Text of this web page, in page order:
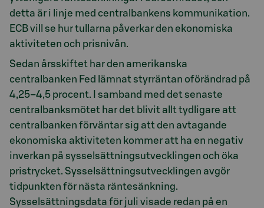
detta är i linje med centralbankens kommunikation.
ECB vill se hur tullarna påverkar den ekonomiska
aktiviteten och prisnivån.
Sedan årsskiftet har den amerikanska
centralbanken Fed lämnat styrräntan oförändrad på
4,25–4,5 procent. I samband med det senaste
centralbanksmötet har det blivit allt tydligare att
centralbanken förväntar sig att den avtagande
ekonomiska aktiviteten kommer att ha en negativ
inverkan på sysselsättningsutvecklingen och öka
pristrycket. Sysselsättningsutvecklingen avgör
tidpunkten för nästa räntesänkning.
Sysselsättningsdata för juli visade redan på en